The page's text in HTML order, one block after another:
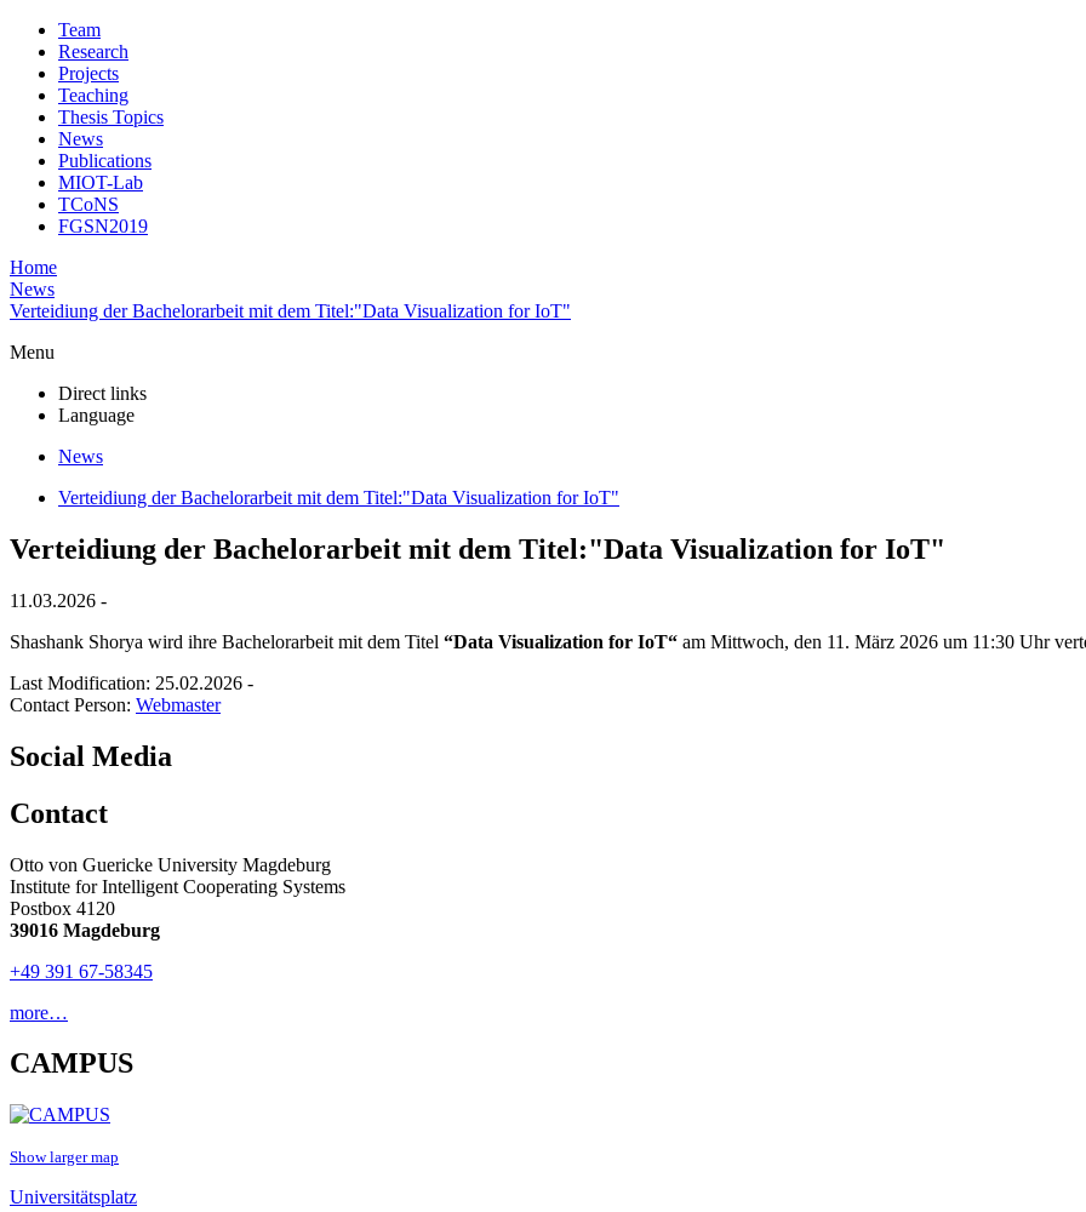
Team
Research
Projects
Teaching
Thesis Topics
News
Publications
MIOT-Lab
TCoNS
FGSN2019
Home
News
Verteidiung der Bachelorarbeit mit dem Titel:"Data Visualization for IoT"
Menu
Direct links
Language
News
Verteidiung der Bachelorarbeit mit dem Titel:"Data Visualization for IoT"
Verteidiung der Bachelorarbeit mit dem Titel:"Data Visualization for IoT"
11.03.2026 -
Shashank Shorya wird ihre Bachelorarbeit mit dem Titel “Data Visualization for IoT“ am Mittwoch, den 11. März 2026 um 11:30 Uhr
Last Modification: 25.02.2026 -
Contact Person: Webmaster
Social Media
Contact
Otto von Guericke University Magdeburg
Institute for Intelligent Cooperating Systems
Postbox 4120
39016 Magdeburg
+49 391 67-58345
more…
CAMPUS
Show larger map
Universitätsplatz